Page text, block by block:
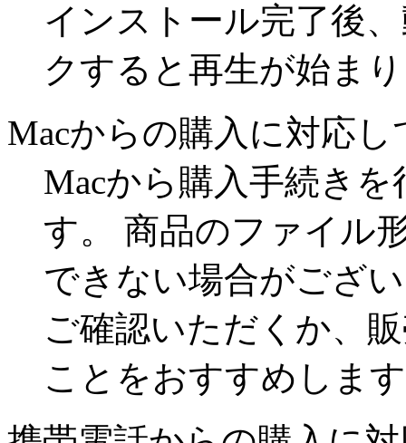
インストール完了後
クすると再生が始ま
Macからの購入に対応
Macから購入手続き
す。 商品のファイル
できない場合がござ
ご確認いただくか、
ことをおすすめしま